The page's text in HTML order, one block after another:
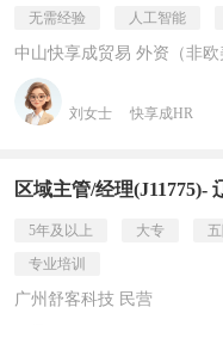
无需经验 人工智能
中山快享成贸易 外资（非欧
刘女士 快享成HR
区域主管/经理(J11775)-
5年及以上 大专
专业培训
广州舒客科技 民营